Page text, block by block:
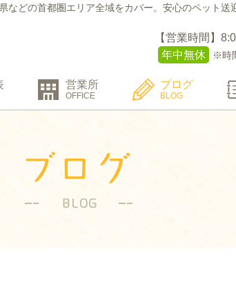
などの首都圏エリア全域をカバー。 安心のペット送
【営業時間】
年中無休
※時
営業所
OFFICE
ブログ
BLOG